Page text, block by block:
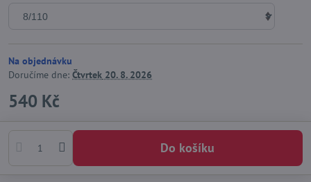
Na objednávku
Doručíme dne: Čtvrtek 20. 8. 2026
540 Kč
Do košíku